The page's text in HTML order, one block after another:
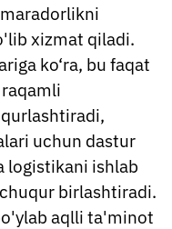
xizmat qiladi.
ko‘ra, bu faqat
uchun dastur
logistikani ishlab
birlashtiradi.
aqlli ta'minot